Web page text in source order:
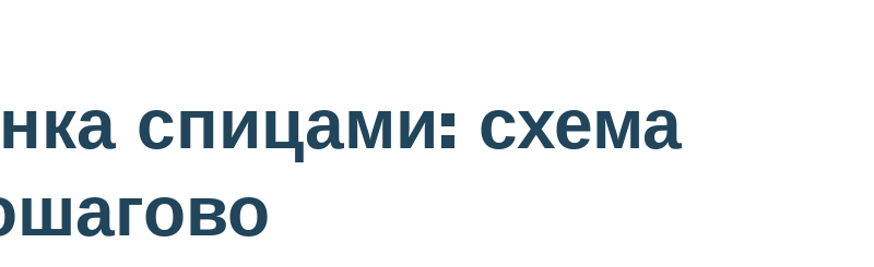
спицами: схема